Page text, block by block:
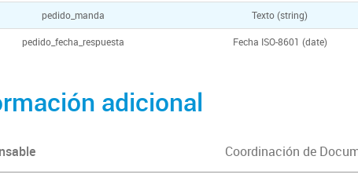
pedido_manda Texto (string)
pedido_fecha_respuesta Fecha ISO-8601 (date)
adicional
Coordinación de